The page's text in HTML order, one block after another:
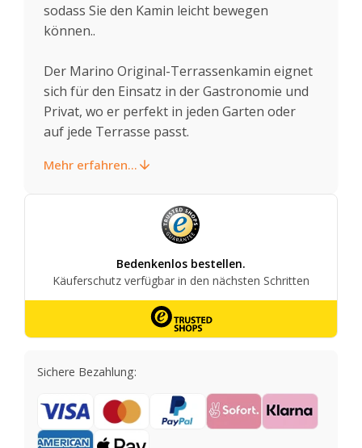
sodass Sie den Kamin leicht bewegen
können..
Der Marino Original-Terrassenkamin eignet
sich für den Einsatz in der Gastronomie und
Privat, wo er perfekt in jeden Garten oder
auf jede Terrasse passt.
Mehr erfahren...
Sichere Bezahlung: